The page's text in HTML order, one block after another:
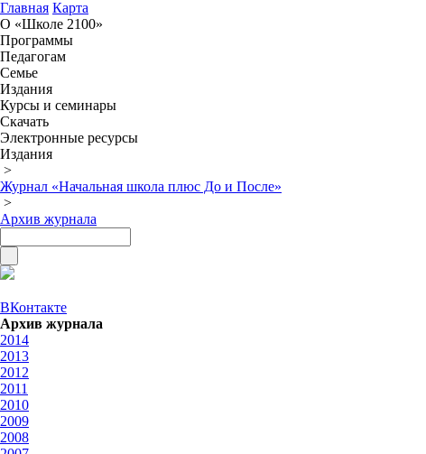
Главная Карта
О «Школе 2100»
Программы
Педагогам
Семье
Издания
Курсы и семинары
Скачать
Электронные ресурсы
Издания
>
Журнал «Начальная школа плюс До и После»
>
Архив журнала
ВКонтакте
Архив журнала
2014
2013
2012
2011
2010
2009
2008